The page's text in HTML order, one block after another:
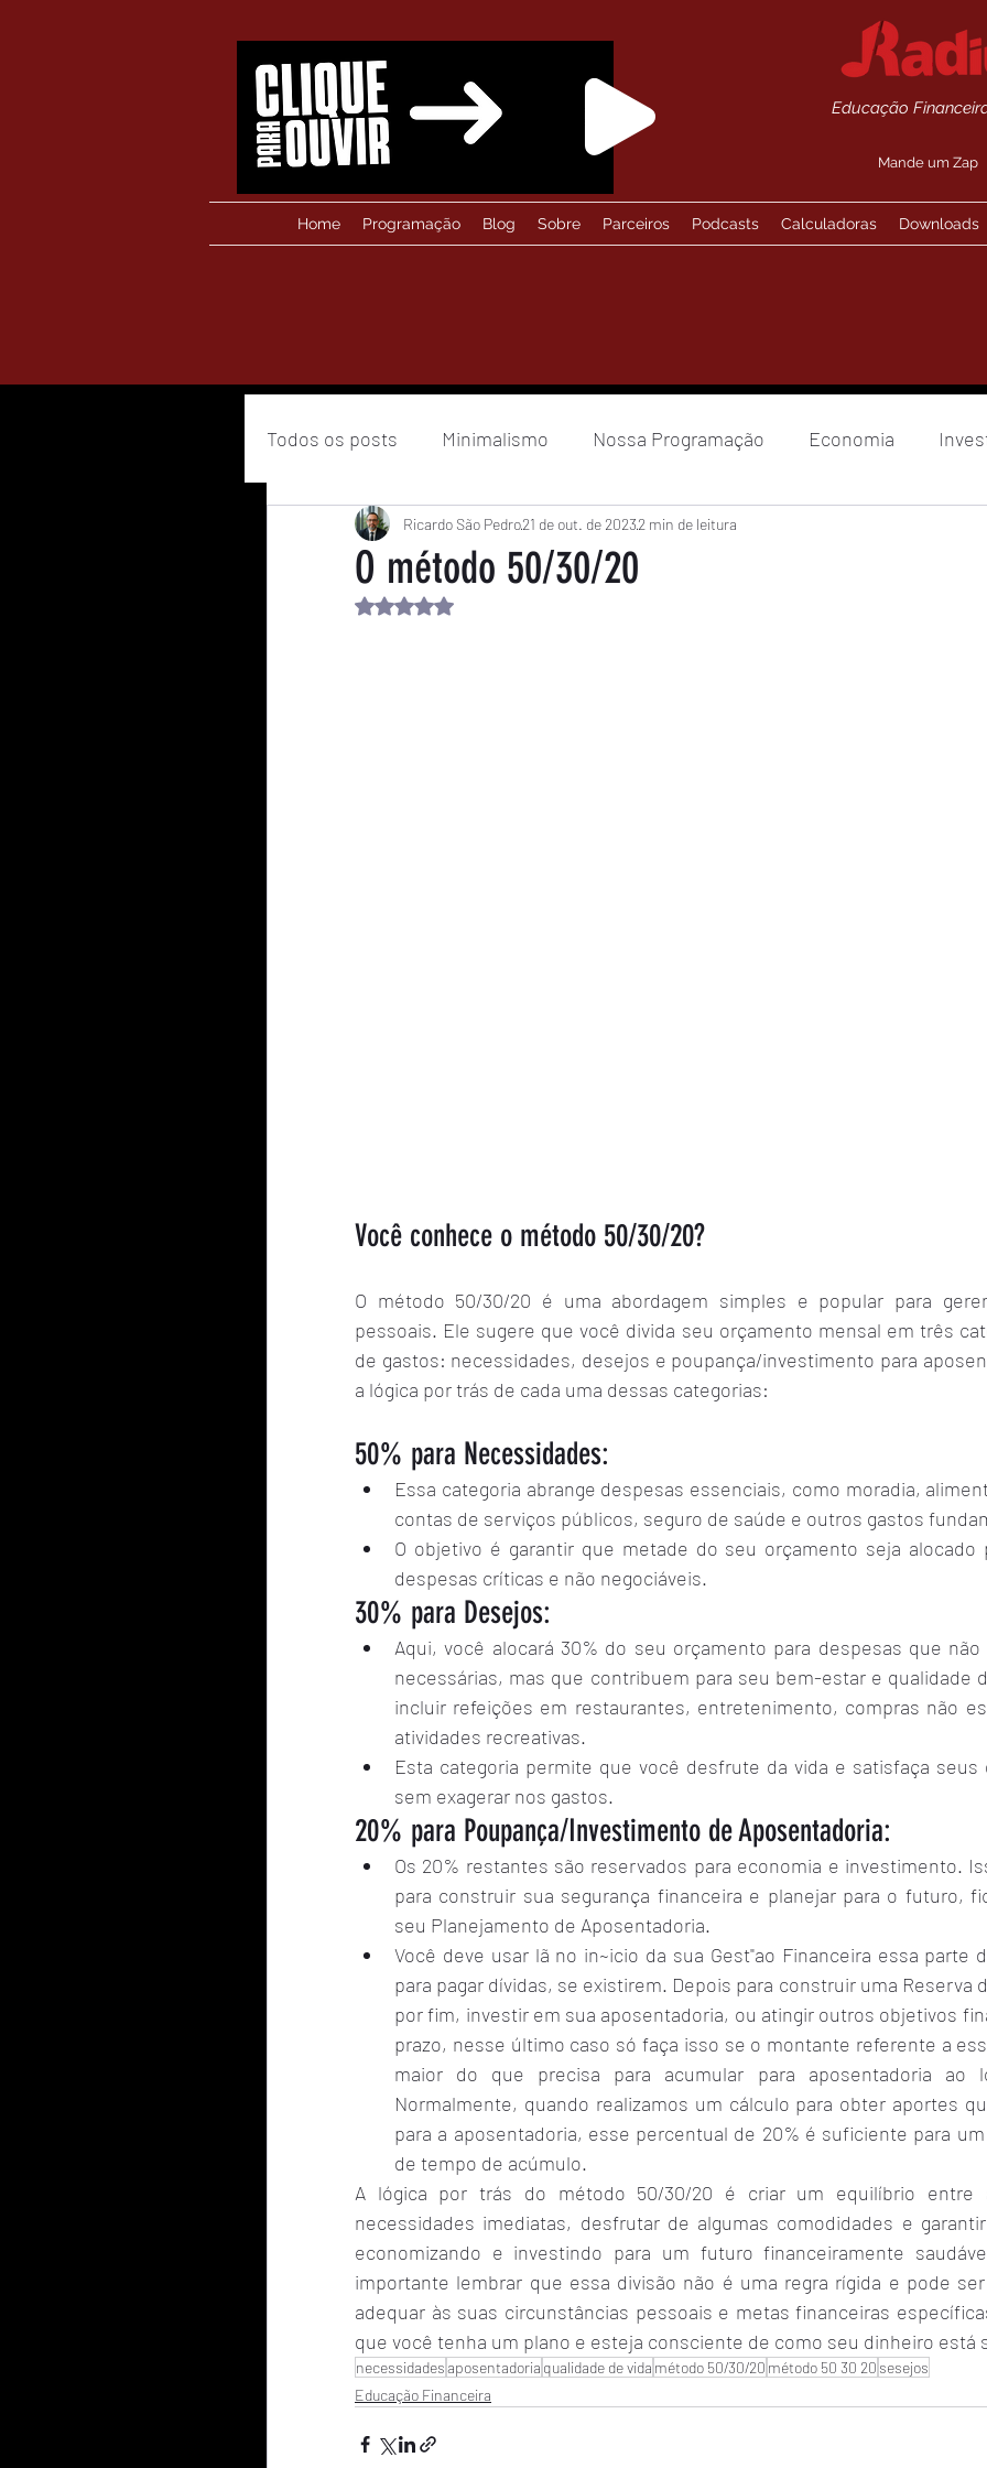
Educação
Mande um Zap
Home Programação Blog Sobre Parceiros Podcasts Calculadoras Downloads
Todos os posts Minimalismo Nossa Programação Economia
Resiliência Financeira Empreendedorismo
Consumo Consciente
O método 50/30/20
Ricardo São Pedro21 de out. de 20232 min de leitura
Avaliado com NaN de 5 estrelas.
Você conhece o método 50/30/20?
O método 50/30/20 é uma abordagem simples e popular para
pessoais. Ele sugere que você divida seu orçamento mensal em três
de gastos: necessidades, desejos e poupança/investimento para
a lógica por trás de cada uma dessas categorias:
50% para Necessidades:
Essa categoria abrange despesas essenciais, como moradia,
contas de serviços públicos, seguro de saúde e outros gastos
O objetivo é garantir que metade do seu orçamento seja alocado
despesas críticas e não negociáveis.
30% para Desejos:
Aqui, você alocará 30% do seu orçamento para despesas que
necessárias, mas que contribuem para seu bem-estar e qualidade
incluir refeições em restaurantes, entretenimento, compras não
atividades recreativas.
Esta categoria permite que você desfrute da vida e satisfaça seus
sem exagerar nos gastos.
20% para Poupança/Investimento de Aposentadoria:
Os 20% restantes são reservados para economia e investimento.
para construir sua segurança financeira e planejar para o futuro,
seu Planejamento de Aposentadoria.
Você deve usar lã no in~icio da sua Gest"ao Financeira essa parte
para pagar dívidas, se existirem. Depois para construir uma Reserva
por fim, investir em sua aposentadoria, ou atingir outros objetivos
prazo, nesse último caso só faça isso se o montante referente a
maior do que precisa para acumular para aposentadoria ao
Normalmente, quando realizamos um cálculo para obter aportes
para a aposentadoria, esse percentual de 20% é suficiente para
de tempo de acúmulo.
A lógica por trás do método 50/30/20 é criar um equilíbrio entre
necessidades imediatas, desfrutar de algumas comodidades e
economizando e investindo para um futuro financeiramente
importante lembrar que essa divisão não é uma regra rígida e pode
adequar às suas circunstâncias pessoais e metas financeiras
que você tenha um plano e esteja consciente de como seu dinheiro está
necessidadesaposentadoria qualidade de vida método 50/30/20 método 50 30 20 sesejos
Educação Financeira